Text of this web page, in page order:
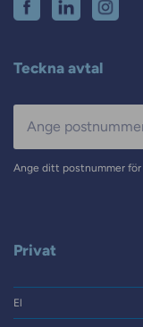
Teckna avtal
Ange ditt postnummer
Privat
El